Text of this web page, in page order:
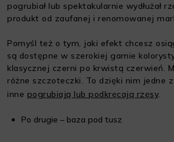
pogrubiał lub spektakularnie wydłużał
produkt od zaufanej i renomowanej
Pomyśl też o tym, jaki efekt chcesz
są dostępne w szerokiej gamie
klasycznej czerni po krwistą czerwień.
różne szczoteczki. To dzięki nim jedne z
inne pogrubiają lub podkręcają rzęsy.
Po drugie – baza pod tusz